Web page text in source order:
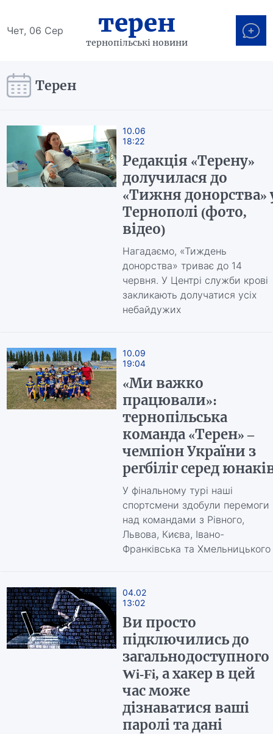
Чет, 06 Сер терен
тернопільські новини
Терен
10.06
18:22
Редакція «Терену»
долучилася до
«Тижня донорства»
Тернополі (фото,
відео)
Нагадаємо, «Тиждень
донорства» триває до 14
червня. У Центрі служби крові
закликають долучатися усіх
небайдужих
10.09
19:04
«Ми важко
працювали»:
тернопільська
команда «Терен» –
чемпіон України з
регбіліг серед
У фінальному турі наші
спортсмени здобули перемоги
над командами з Рівного,
Львова, Києва, Івано-
Франківська та Хмельницького
04.02
13:02
Ви просто
підключились до
загальнодоступного
Wi-Fi, а хакер в цей
час може
дізнаватися ваші
паролі та дані